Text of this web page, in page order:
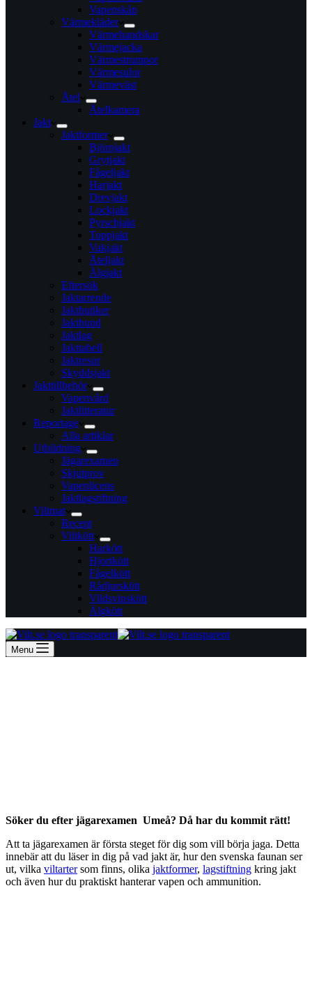
Vapenskåp
Värmekläder
Värmehandskar
Värmejacka
Värmestrumpor
Värmesulor
Värmeväst
Åtel
Åtelkamera
Jakt
Jaktformer
Björnjakt
Grytjakt
Fågeljakt
Harjakt
Drevjakt
Lockjakt
Pyrschjakt
Toppjakt
Vakjakt
Åteljakt
Älgjakt
Eftersök
Jaktarrende
Jaktbutiker
Jakthund
Jaktlag
Jakttabell
Jaktresor
Skyddsjakt
Jakttillbehör
Vapenvård
Jaktlitteratur
Reportage
Alla artiklar
Utbildning
Jägarexamen
Skjutprov
Vapenlicens
Jaktlagstiftning
Viltmat
Recept
Viltkött
Harkött
Hjortkött
Fågelkött
Rådjurskött
Vildsvinskött
Älgkött
Menu
Söker du efter jägarexamen Umeå? Då har du kommit rätt!
Att ta jägarexamen är första steget för dig som vill börja jaga. Detta
innebär att du läser in dig på vad jakt är, hur den svenska faunan ser
ut, vilka viltartersom finns, olika jaktformer, lagstiftning kring jakt
och även hur du praktiskt hanterar vapen och ammunition.